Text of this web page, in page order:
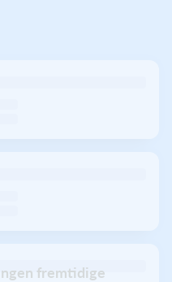
fremtidige